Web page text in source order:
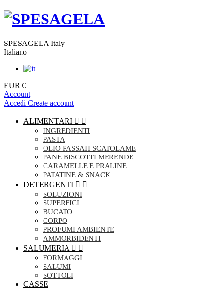
SPESAGELA Italy
Italiano
EUR €
Account
Accedi Create account
ALIMENTARI  
INGREDIENTI
PASTA
OLIO PASSATI SCATOLAME
PANE BISCOTTI MERENDE
CARAMELLE E PRALINE
PATATINE & SNACK
DETERGENTI  
SOLUZIONI
SUPERFICI
BUCATO
CORPO
PROFUMI AMBIENTE
AMMORBIDENTI
SALUMERIA  
FORMAGGI
SALUMI
SOTTOLI
CASSE